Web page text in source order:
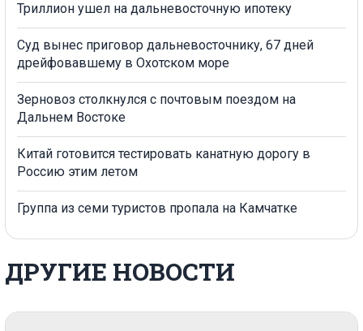
Триллион ушел на дальневосточную ипотеку
Суд вынес приговор дальневосточнику, 67 дней
дрейфовавшему в Охотском море
Зерновоз столкнулся с почтовым поездом на
Дальнем Востоке
Китай готовится тестировать канатную дорогу в
Россию этим летом
Группа из семи туристов пропала на Камчатке
ДРУГИЕ НОВОСТИ